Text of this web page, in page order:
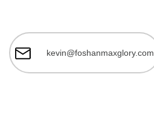
kevin@foshanmaxglory.com